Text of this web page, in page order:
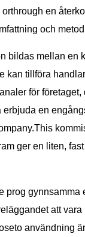
en
och
bildas mellan en
kan tillföra
för
erbjuda en
ger en liten,
prog gynnsamma
att
användning